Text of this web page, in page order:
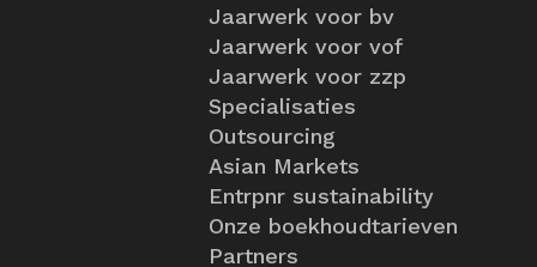
Jaarwerk voor bv
Jaarwerk voor vof
Jaarwerk voor zzp
Specialisaties
Outsourcing
Asian Markets
Entrpnr sustainability
Onze boekhoudtarieven
Partners